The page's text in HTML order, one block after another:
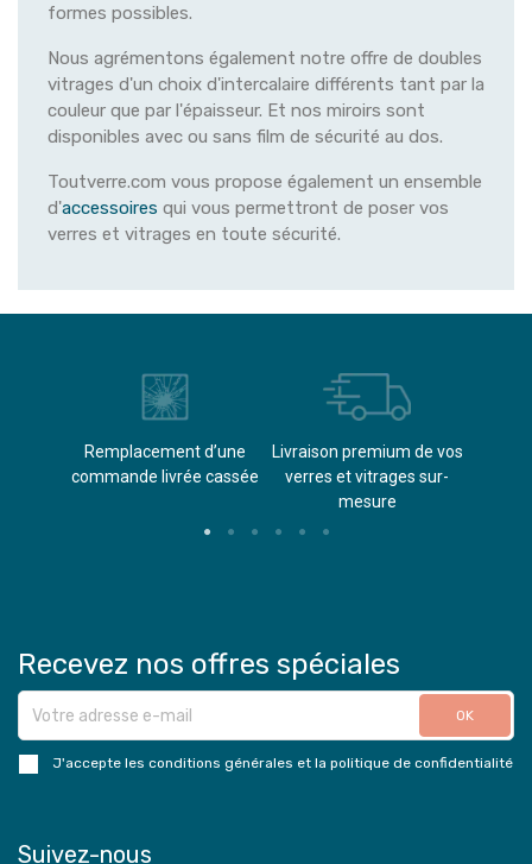
formes possibles.
Nous agrémentons également notre offre de doubles
vitrages d'un choix d'intercalaire différents tant par la
couleur que par l'épaisseur. Et nos miroirs sont
disponibles avec ou sans film de sécurité au dos.
Toutverre.com vous propose également un ensemble
d'accessoires qui vous permettront de poser vos
verres et vitrages en toute sécurité.
Remplacement d’une
commande livrée cassée​
Livraison premium de vos
verres et vitrages sur-
mesure
Recevez nos offres spéciales
J'accepte les conditions générales et la politique de confidentialité
Suivez-nous